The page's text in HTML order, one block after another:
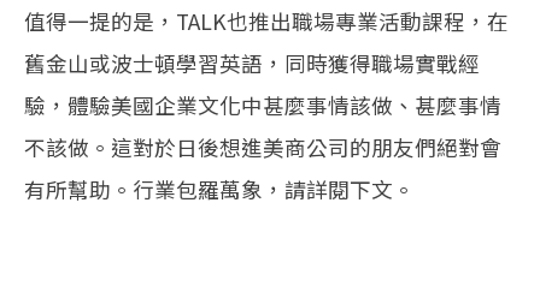
值得一提的是，TALK也推出職場專業活動課程，在
舊金山或波士頓學習英語，同時獲得職場實戰經
驗，體驗美國企業文化中甚麼事情該做、甚麼事情
不該做。這對於日後想進美商公司的朋友們絕對會
有所幫助。行業包羅萬象，請詳閱下文。